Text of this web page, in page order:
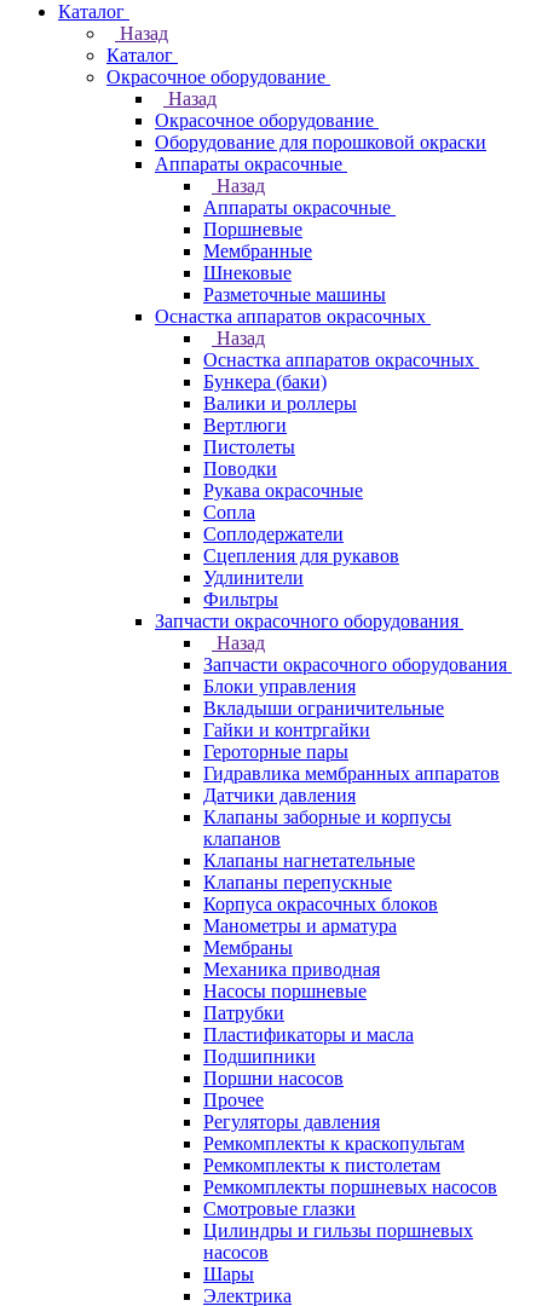
Каталог
Назад
Каталог
Окрасочное оборудование
Назад
Окрасочное оборудование
Оборудование для порошковой окраски
Аппараты окрасочные
Назад
Аппараты окрасочные
Поршневые
Мембранные
Шнековые
Разметочные машины
Оснастка аппаратов окрасочных
Назад
Оснастка аппаратов окрасочных
Бункера (баки)
Валики и роллеры
Вертлюги
Пистолеты
Поводки
Рукава окрасочные
Сопла
Соплодержатели
Сцепления для рукавов
Удлинители
Фильтры
Запчасти окрасочного оборудования
Назад
Запчасти окрасочного оборудования
Блоки управления
Вкладыши ограничительные
Гайки и контргайки
Героторные пары
Гидравлика мембранных аппаратов
Датчики давления
Клапаны заборные и корпусы
клапанов
Клапаны нагнетательные
Клапаны перепускные
Корпуса окрасочных блоков
Манометры и арматура
Мембраны
Механика приводная
Насосы поршневые
Патрубки
Пластификаторы и масла
Подшипники
Поршни насосов
Прочее
Регуляторы давления
Ремкомплекты к краскопультам
Ремкомплекты к пистолетам
Ремкомплекты поршневых насосов
Смотровые глазки
Цилиндры и гильзы поршневых
насосов
Шары
Электрика